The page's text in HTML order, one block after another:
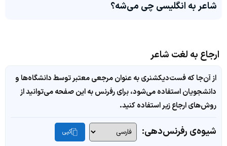
شاعر به انگلیسی چی می‌شه؟
ارجاع به لغت شاعر
از آن‌جا که فست‌دیکشنری به عنوان مرجعی معتبر توسط دانشگاه‌ها و
دانشجویان استفاده می‌شود، برای رفرنس به این صفحه می‌توانید از
روش‌های ارجاع زیر استفاده کنید.
شیوه‌ی رفرنس‌دهی: کپی